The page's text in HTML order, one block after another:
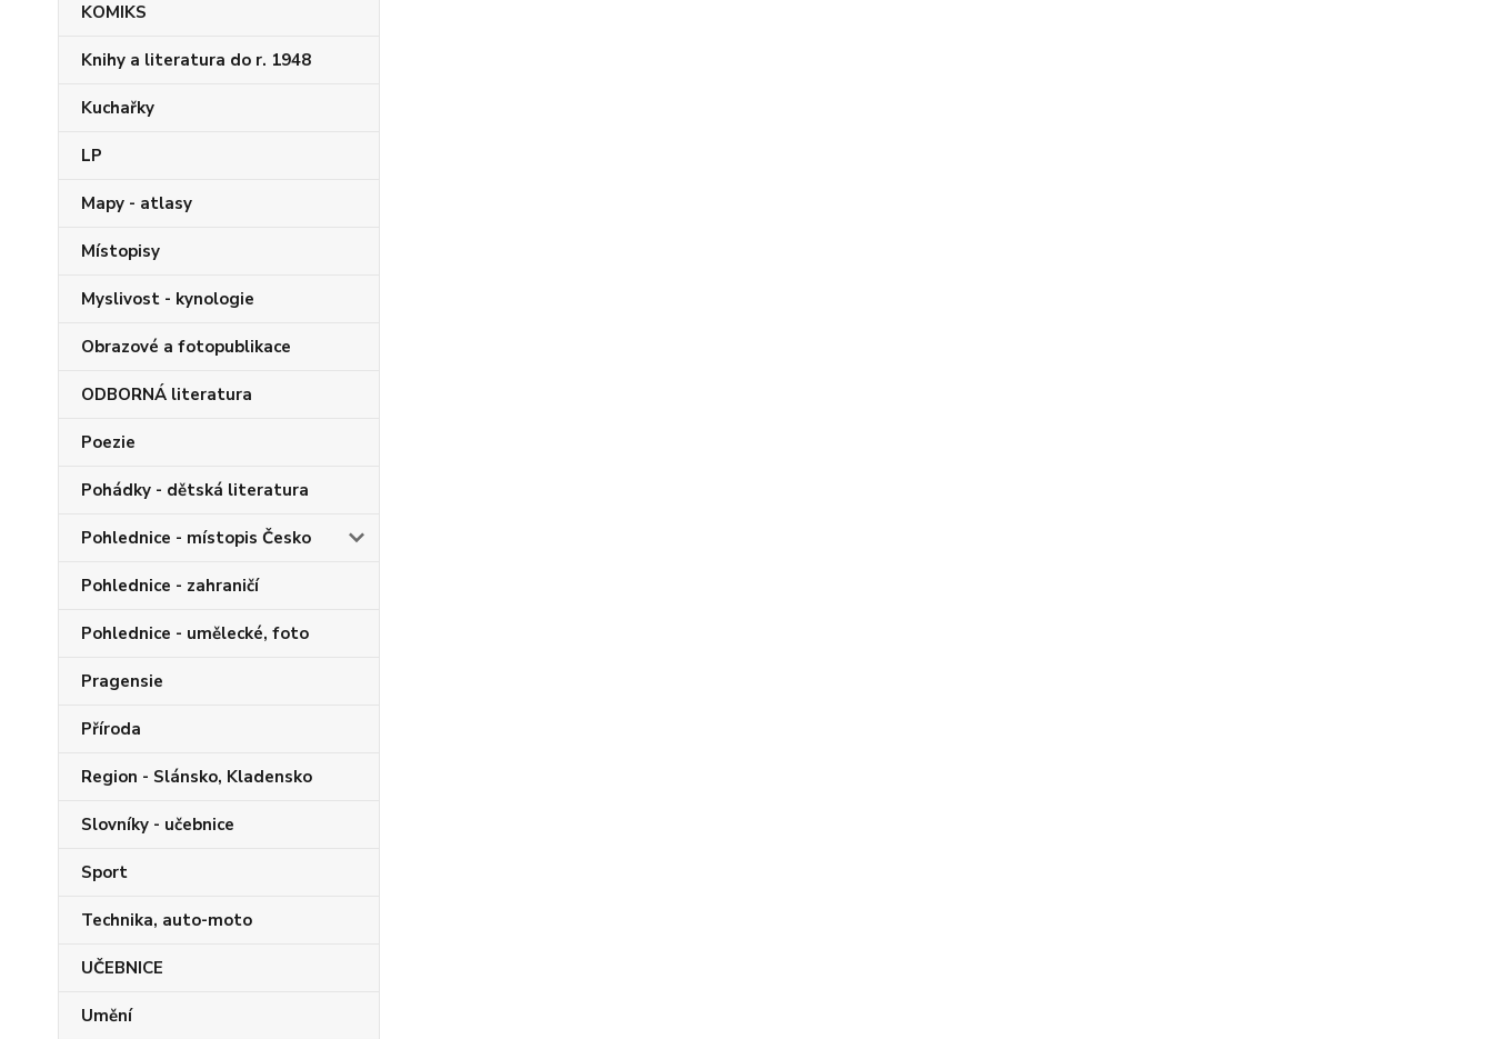
KOMIKS
Knihy a literatura do r. 1948
Kuchařky
LP
Mapy - atlasy
Místopisy
Myslivost - kynologie
Obrazové a fotopublikace
ODBORNÁ literatura
Poezie
Pohádky - dětská literatura
Pohlednice - místopis Česko
Pohlednice - zahraničí
Pohlednice - umělecké, foto
Pragensie
Příroda
Region - Slánsko, Kladensko
Slovníky - učebnice
Sport
Technika, auto-moto
UČEBNICE
Umění